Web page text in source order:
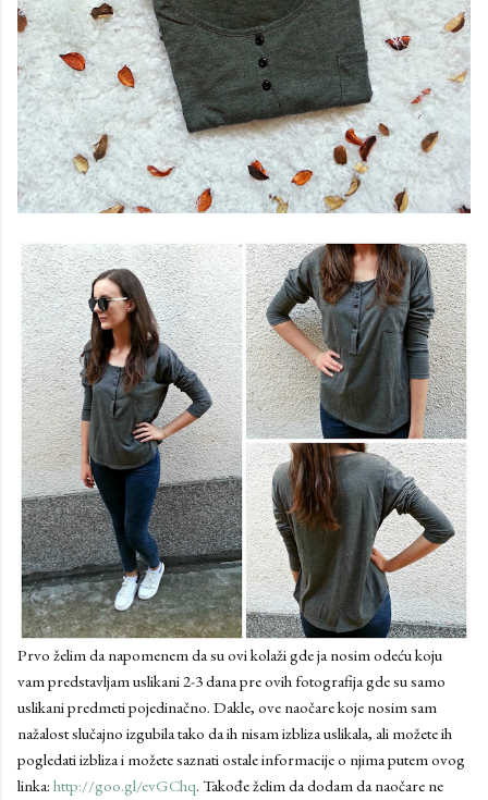
Prvo želim da napomenem da su ovi kolaži gde ja nosim odeću koju
vam predstavljam uslikani 2-3 dana pre ovih fotografija gde su samo
uslikani predmeti pojedinačno. Dakle, ove naočare koje nosim sam
nažalost slučajno izgubila tako da ih nisam izbliza uslikala, ali možete ih
pogledati izbliza i možete saznati ostale informacije o njima putem ovog
linka: http://goo.gl/evGChq. Takođe želim da dodam da naočare ne